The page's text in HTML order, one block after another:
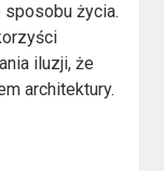
życia.
iluzji, że
architektury.